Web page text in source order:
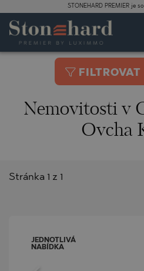
STONEHARD PREMIER je
Nemovitosti v
Ovcha
Stránka 1 z 1
JEDNOTLIVÁ
NABÍDKA